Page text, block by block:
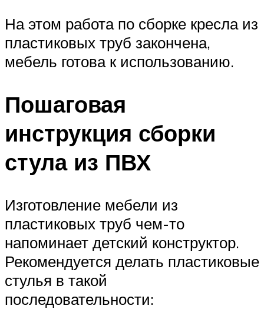
На этом работа по сборке кресла из
пластиковых труб закончена,
мебель готова к использованию.
Пошаговая
инструкция сборки
стула из ПВХ
Изготовление мебели из
пластиковых труб чем-то
напоминает детский конструктор.
Рекомендуется делать пластиковые
стулья в такой
последовательности: